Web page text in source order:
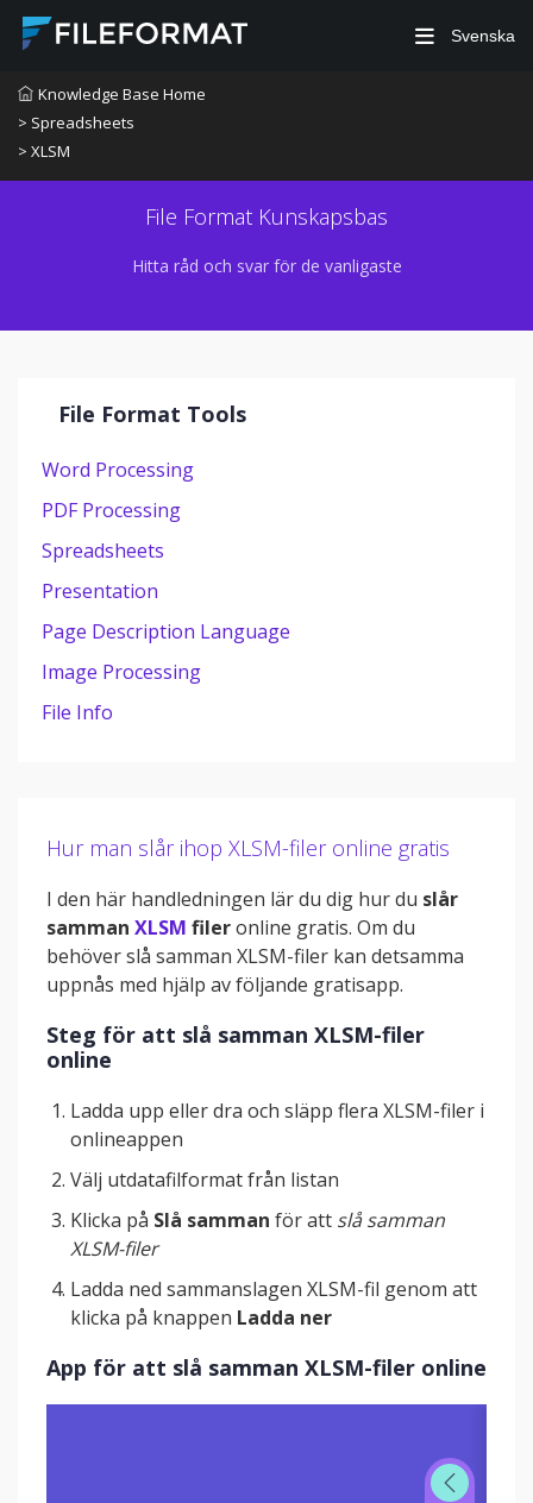
Svenska
Knowledge Base Home
> Spreadsheets
> XLSM
File Format Kunskapsbas
Hitta råd och svar för de vanligaste
File Format Tools
Word Processing
PDF Processing
Spreadsheets
Presentation
Page Description Language
Image Processing
File Info
Hur man slår ihop XLSM-filer online gratis
I den här handledningen lär du dig hur du slår
samman XLSM fileronline gratis. Om du
behöver slå samman XLSM-filer kan detsamma
uppnås med hjälp av följande gratisapp.
Steg för att slå samman XLSM-filer
online
Ladda upp eller dra och släpp flera XLSM-filer i
onlineappen
Välj utdatafilformat från listan
Klicka på Slå samman för att slå samman
XLSM-filer
Ladda ned sammanslagen XLSM-fil genom att
klicka på knappen Ladda ner
App för att slå samman XLSM-filer online